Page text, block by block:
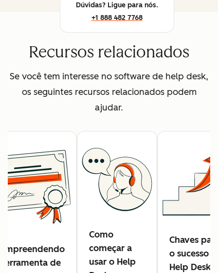
Dúvidas? Ligue para nós.
+1 888 482 7768
Recursos relacionados
Se você tem interesse no software de help desk,
os seguintes recursos relacionados podem
ajudar.
de
Como
começar a
usar o Help
Chaves
o sucesso
Help Desk